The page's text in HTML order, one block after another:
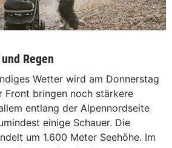
Regen
Wetter wird am Donnerstag
Front bringen noch stärkere
entlang der Alpennordseite
einige Schauer. Die
um 1.600 Meter Seehöhe. Im